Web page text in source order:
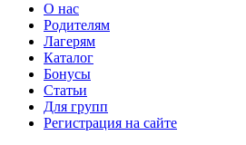
О нас
Родителям
Лагерям
Каталог
Бонусы
Статьи
Для групп
Регистрация на сайте